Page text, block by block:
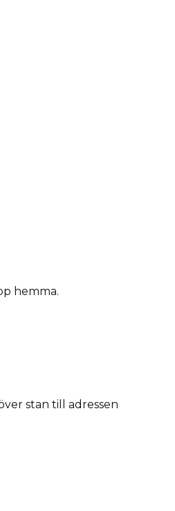
hemma.
stan till adressen